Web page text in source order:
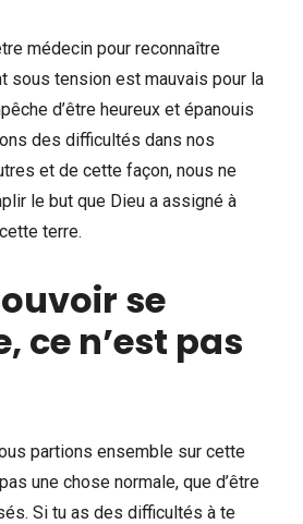
médecin pour reconnaître
sous tension est mauvais pour la
d’être heureux et épanouis
des difficultés dans nos
et de cette façon, nous ne
le but que Dieu a assigné à
terre.
se
ce n’est pas
partions ensemble sur cette
une chose normale, que d’être
Si tu as des difficultés à te